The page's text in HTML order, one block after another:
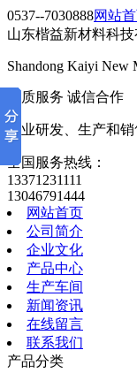
0537--7030888网站
山东楷益新材料科技
Shandong Kaiyi New
优质服务 诚信合作
专业研发、生产和
全国服务热线：
13371231111
13046791444
网站首页
公司简介
企业文化
产品中心
生产车间
新闻资讯
在线留言
联系我们
产品分类